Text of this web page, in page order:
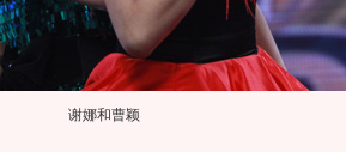
谢娜和曹颖